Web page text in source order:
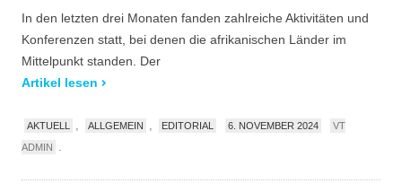
In den letzten drei Monaten fanden zahlreiche Aktivitäten und
Konferenzen statt, bei denen die afrikanischen Länder im
Mittelpunkt standen. Der
Artikel lesen
AKTUELL ALLGEMEIN EDITORIAL 6. NOVEMBER 2024
VT
ADMIN